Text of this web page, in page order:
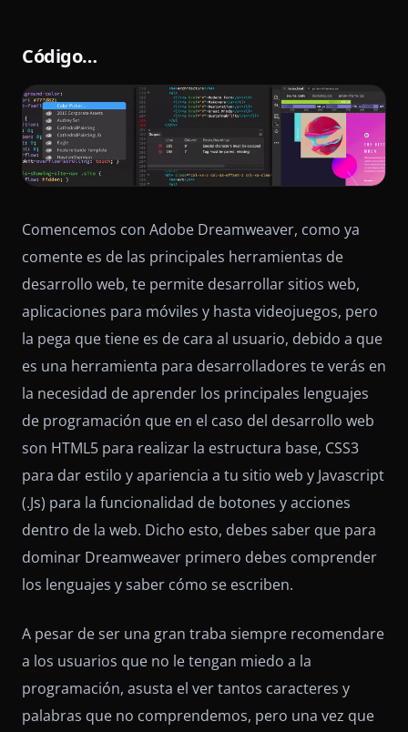
Código…
Comencemos con Adobe Dreamweaver, como ya
comente es de las principales herramientas de
desarrollo web, te permite desarrollar sitios web,
aplicaciones para móviles y hasta videojuegos, pero
la pega que tiene es de cara al usuario, debido a que
es una herramienta para desarrolladores te verás en
la necesidad de aprender los principales lenguajes
de programación que en el caso del desarrollo web
son HTML5 para realizar la estructura base, CSS3
para dar estilo y apariencia a tu sitio web y Javascript
(.Js) para la funcionalidad de botones y acciones
dentro de la web. Dicho esto, debes saber que para
dominar Dreamweaver primero debes comprender
los lenguajes y saber cómo se escriben.
A pesar de ser una gran traba siempre recomendare
a los usuarios que no le tengan miedo a la
programación, asusta el ver tantos caracteres y
palabras que no comprendemos, pero una vez que